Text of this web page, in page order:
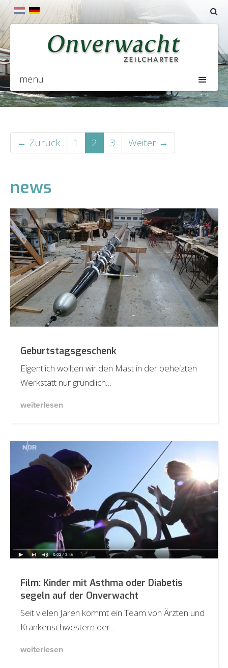
menu
← Zurück 1 2 3 Weiter →
news
Geburtstagsgeschenk
Eigentlich wollten wir den Mast in der beheizten
Werkstatt nur gründlich…
weiterlesen
Film: Kinder mit Asthma oder Diabetis
segeln auf der Onverwacht
Seit vielen Jaren kommt ein Team von Ärzten und
Krankenschwestern der…
weiterlesen